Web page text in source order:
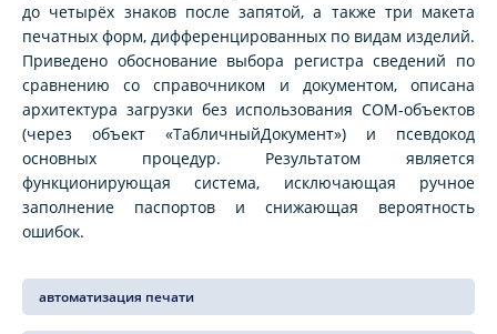
до четырёх знаков после запятой, а также три макета
печатных форм, дифференцированных по видам изделий.
Приведено обоснование выбора регистра сведений по
сравнению со справочником и документом, описана
архитектура загрузки без использования COM-объектов
(через объект «ТабличныйДокумент») и псевдокод
основных процедур. Результатом является
функционирующая система, исключающая ручное
заполнение паспортов и снижающая вероятность
ошибок.
автоматизация печати